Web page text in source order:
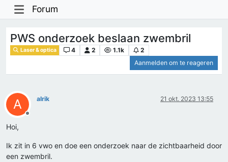
Forum
PWS onderzoek beslaan zwembril
Laser & optica 4 2 1.1k
2
Aanmelden om te reageren
A
Offline
alrik 21 okt. 2023 13:55
Hoi,
Ik zit in 6 vwo en doe een onderzoek naar de zichtbaarheid door
een zwembril.